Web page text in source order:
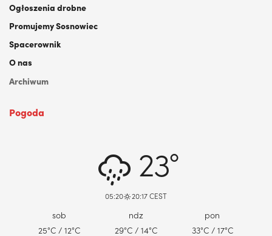
Ogłoszenia drobne
Promujemy Sosnowiec
Spacerownik
O nas
Archiwum
Pogoda
23°
05:20 20:17 CEST
sob ndz
pon
25°C / 12°C 29°C/ 14°C 33°C/ 17°C